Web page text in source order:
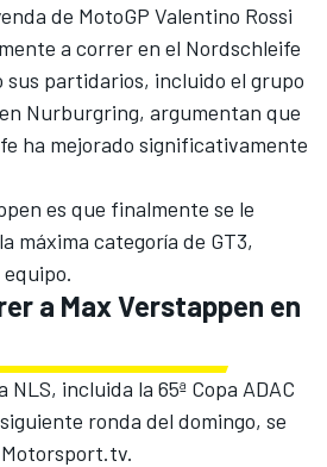
de MotoGP Valentino Rossi
a correr en el Nordschleife
sus partidarios, incluido el grupo
Nurburgring, argumentan que
ha mejorado significativamente
es que finalmente se le
máxima categoría de GT3,
a Max Verstappen en
NLS, incluida la 65ª Copa ADAC
ronda del domingo, se
Motorsport.tv.